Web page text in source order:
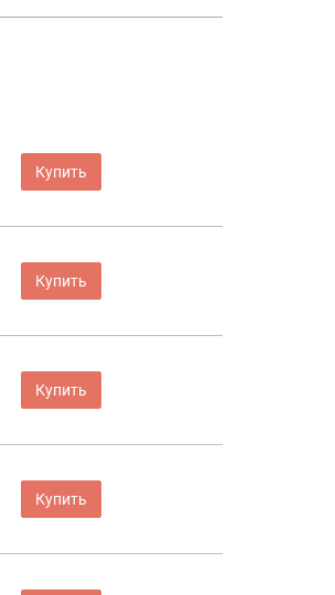
Купить
Купить
Купить
Купить